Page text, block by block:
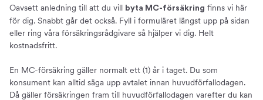
Oavsett anledning till att du vill byta MC-försäkring finns vi här
för dig. Snabbt går det också. Fyll i formuläret längst upp på sidan
eller ring våra försäkringsrådgivare så hjälper vi dig. Helt
kostnadsfritt.
En MC-försäkring gäller normalt ett (1) år i taget. Du som
konsument kan alltid säga upp avtalet innan huvudförfallodagen.
Då gäller försäkringen fram till huvudförfallodagen varefter du kan